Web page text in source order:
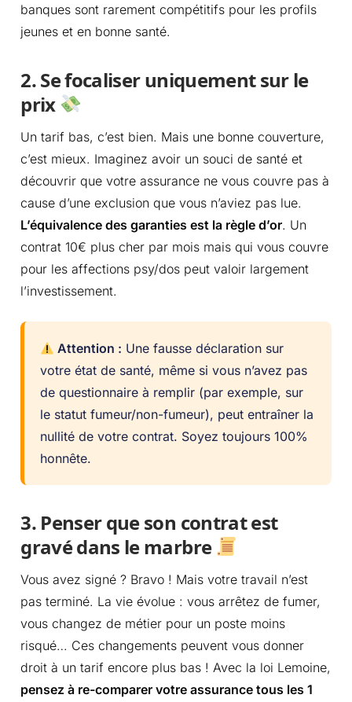
banques sont rarement compétitifs pour les profils
jeunes et en bonne santé.
2. Se focaliser uniquement sur le
prix
Un tarif bas, c’est bien. Mais une bonne couverture,
c’est mieux. Imaginez avoir un souci de santé et
découvrir que votre assurance ne vous couvre pas à
cause d’une exclusion que vous n’aviez pas lue.
L’équivalence des garanties est la règle d’or. Un
contrat 10€ plus cher par mois mais qui vous couvre
pour les affections psy/dos peut valoir largement
l’investissement.
Attention : Une fausse déclaration sur
votre état de santé, même si vous n’avez pas
de questionnaire à remplir (par exemple, sur
le statut fumeur/non-fumeur), peut entraîner la
nullité de votre contrat. Soyez toujours 100%
honnête.
3. Penser que son contrat est
gravé dans le marbre
Vous avez signé ? Bravo ! Mais votre travail n’est
pas terminé. La vie évolue : vous arrêtez de fumer,
vous changez de métier pour un poste moins
risqué… Ces changements peuvent vous donner
droit à un tarif encore plus bas ! Avec la loi Lemoine,
pensez à re-comparer votre assurance tous les 1